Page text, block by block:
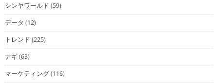
シンヤワールド (59)
データ (12)
トレンド (225)
ナギ(63)
マーケティング(116)